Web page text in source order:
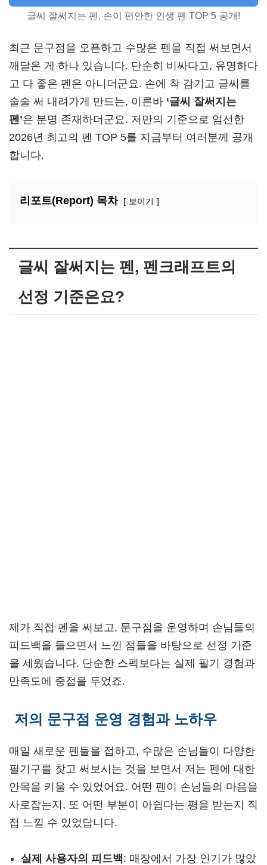
글씨 잘써지는 펜, 손이 편안한 인생 펜 TOP 5 공개!
최근 문구점을 오픈하고 수많은 펜을 직접 써보면서
깨달은 게 하나 있습니다. 단순히 비싸다고, 유명하다
고 다 좋은 펜은 아니더군요. 손에 착 감기고 글씨를
술술 써 내려가게 만드는, 이른바 ‘글씨 잘써지는
펜’은 분명 존재하더군요. 저만의 기준으로 엄선한
2026년 최고의 펜 TOP 5를 지금부터 여러분께 공개
합니다.
리포트(Report) 목차 보이기
글씨 잘써지는 펜, 펜크래프트의
선정 기준은요?
제가 직접 펜을 써보고, 문구점을 운영하며 손님들의
피드백을 들으면서 느낀 점들을 바탕으로 선정 기준
을 세웠습니다. 단순한 스펙보다는 실제 필기 경험과
만족도에 중점을 두었죠.
저의 문구점 운영 경험과 노하우
매일 새로운 펜들을 접하고, 수많은 손님들이 다양한
필기구를 찾고 써보시는 것을 보면서 저는 펜에 대한
안목을 키울 수 있었어요. 어떤 펜이 손님들의 마음을
사로잡는지, 또 어떤 부분이 아쉽다는 평을 받는지 직
접 느낄 수 있었답니다.
실제 사용자의 피드백: 매장에서 가장 인기가 많았